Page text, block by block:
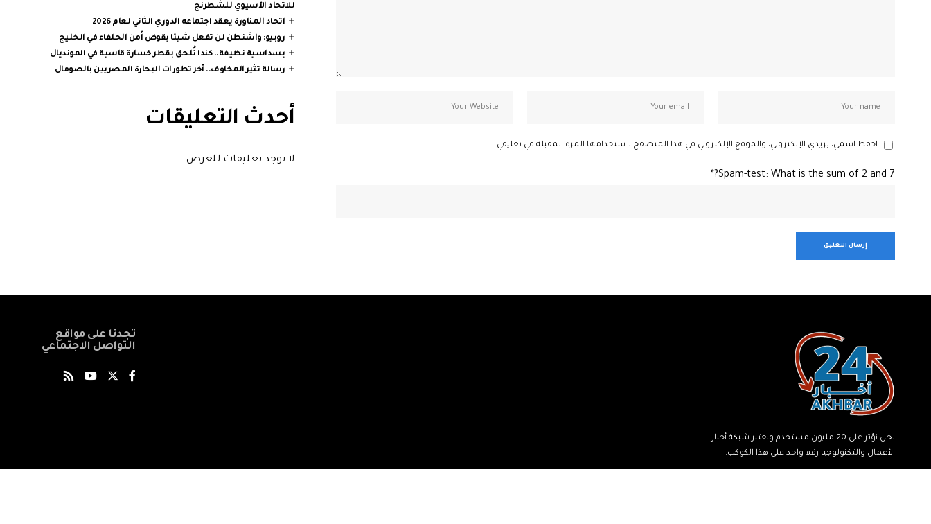
احفظ اسمي، بريدي الإلكتروني، والموقع الإلكتروني في هذا المتصفح لاستخدامها المرة المقبلة في تعليقي.
Spam-test: What is the sum of 2 and 7?*
للاتحاد الآسيوي للشطرنج
اتحاد المناورة يعقد اجتماعه الدوري الثاني لعام 2026
روبيو: واشنطن لن تفعل شيئا يقوض أمن الحلفاء في الخليج
بسداسية نظيفة.. كندا تُلحق بقطر خسارة قاسية في المونديال
رسالة تثير المخاوف.. آخر تطورات البحارة المصريين بالصومال
أحدث التعليقات
لا توجد تعليقات للعرض.
نحن نؤثر على 20 مليون مستخدم ونعتبر شبكة أخبار
الأعمال والتكنولوجيا رقم واحد على هذا الكوكب.
تجدنا على مواقع
التواصل الاجتماعي